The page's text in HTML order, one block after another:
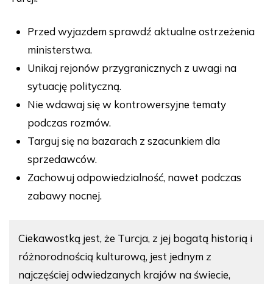
Przed wyjazdem sprawdź aktualne ostrzeżenia
ministerstwa.
Unikaj rejonów przygranicznych z uwagi na
sytuację polityczną.
Nie wdawaj się w kontrowersyjne tematy
podczas rozmów.
Targuj się na bazarach z szacunkiem dla
sprzedawców.
Zachowuj odpowiedzialność, nawet podczas
zabawy nocnej.
Ciekawostką jest, że Turcja, z jej bogatą historią i
różnorodnością kulturową, jest jednym z
najczęściej odwiedzanych krajów na świecie,